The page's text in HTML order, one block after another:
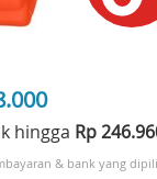
hingga Rp
& bank yang